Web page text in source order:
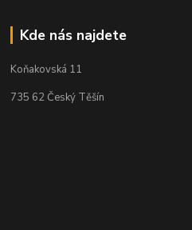
Kde nás najdete
Koňakovská 11
735 62 Český Těšín